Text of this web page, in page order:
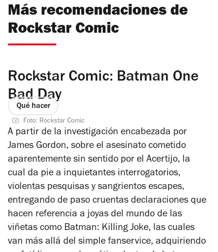
Más recomendaciones de
Rockstar Comic
Rockstar Comic: Batman One
Bad Day
Qué hacer
Foto: Rockstar Comic
A partir de la investigación encabezada por
James Gordon, sobre el asesinato cometido
aparentemente sin sentido por el Acertijo, la
cual da pie a inquietantes interrogatorios,
violentas pesquisas y sangrientos escapes,
entregando de paso cruentas declaraciones que
hacen referencia a joyas del mundo de las
viñetas como Batman: Killing Joke, las cuales
van más allá del simple fanservice, adquiriendo